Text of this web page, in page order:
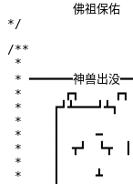
佛祖保佑
*/
/**
*
* ━━━━━━神兽出没
* 　　　┏┓　　　┏┓
* 　　┏┛┻━━━┛┻┓
* 　　┃　　　　　　
* 　　┃　　　━　　
* 　　┃　┳┛　┗┳　┃
* 　　┃　　　　　　
* 　　┃　　　┻　　